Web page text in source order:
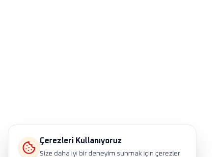
Çerezleri Kullanıyoruz
Size daha iyi bir deneyim sunmak için çerezler